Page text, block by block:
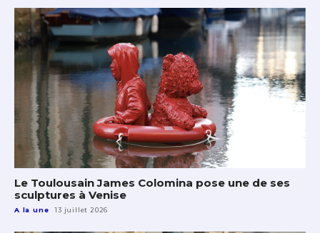
Le Toulousain James Colomina pose une de ses
sculptures à Venise
A la une 13 juillet 2026